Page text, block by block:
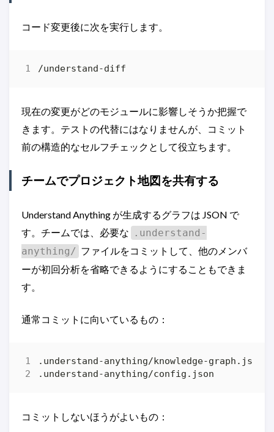
コード変更後に次を実行します。
現在の変更がどのモジュールに影響しそうか把握で
きます。テストの代替にはなりませんが、コミット
前の構造的なセルフチェックとして役立ちます。
チームでプロジェクト地図を共有する
Understand Anything が生成するグラフは JSON で
す。チームでは、必要な
.understand-
anything/ ファイルをコミットして、他のメンバ
ーが初回分析を省略できるようにすることもできま
す。
通常コミットに向いているもの：
コミットしないほうがよいもの：